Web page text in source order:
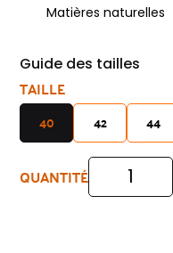
Matières naturelles
Guide des tailles
TAILLE
40 42 44
quantité
QUANTITÉ